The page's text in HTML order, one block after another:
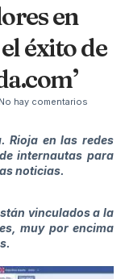
en
éxito de
No hay comentarios
Rioja en las redes
internautas para
noticias.
vinculados a la
muy por encima